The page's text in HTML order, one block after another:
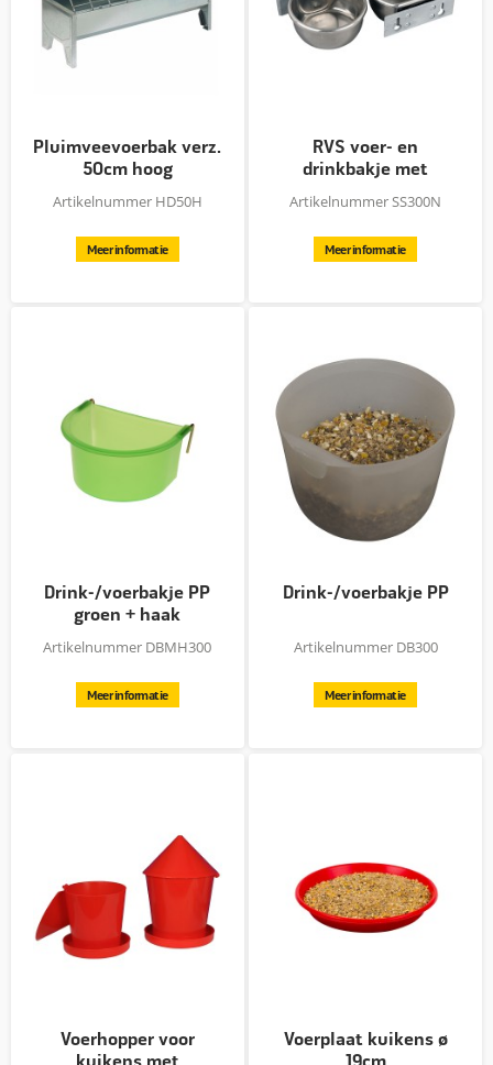
Pluimveevoerbak verz.
50cm hoog
Artikelnummer HD50H
Meer informatie
RVS voer- en
drinkbakje met
wandhouder – 300 /...
Artikelnummer SS300N
Meer informatie
Drink-/voerbakje PP
groen + haak
Artikelnummer DBMH300
Meer informatie
Drink-/voerbakje PP
Artikelnummer DB300
Meer informatie
Voerhopper voor
Voerplaat kuikens ø